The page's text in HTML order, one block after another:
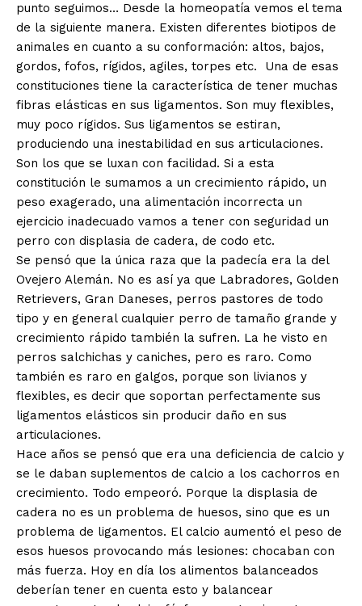
punto seguimos… Desde la homeopatía vemos el tema
de la siguiente manera. Existen diferentes biotipos de
animales en cuanto a su conformación: altos, bajos,
gordos, fofos, rígidos, agiles, torpes etc. Una de esas
constituciones tiene la característica de tener muchas
fibras elásticas en sus ligamentos. Son muy flexibles,
muy poco rígidos. Sus ligamentos se estiran,
produciendo una inestabilidad en sus articulaciones.
Son los que se luxan con facilidad. Si a esta
constitución le sumamos a un crecimiento rápido, un
peso exagerado, una alimentación incorrecta un
ejercicio inadecuado vamos a tener con seguridad un
perro con displasia de cadera, de codo etc.
Se pensó que la única raza que la padecía era la del
Ovejero Alemán. No es así ya que Labradores, Golden
Retrievers, Gran Daneses, perros pastores de todo
tipo y en general cualquier perro de tamaño grande y
crecimiento rápido también la sufren. La he visto en
perros salchichas y caniches, pero es raro. Como
también es raro en galgos, porque son livianos y
flexibles, es decir que soportan perfectamente sus
ligamentos elásticos sin producir daño en sus
articulaciones.
Hace años se pensó que era una deficiencia de calcio y
se le daban suplementos de calcio a los cachorros en
crecimiento. Todo empeoró. Porque la displasia de
cadera no es un problema de huesos, sino que es un
problema de ligamentos. El calcio aumentó el peso de
esos huesos provocando más lesiones: chocaban con
más fuerza. Hoy en día los alimentos balanceados
deberían tener en cuenta esto y balancear